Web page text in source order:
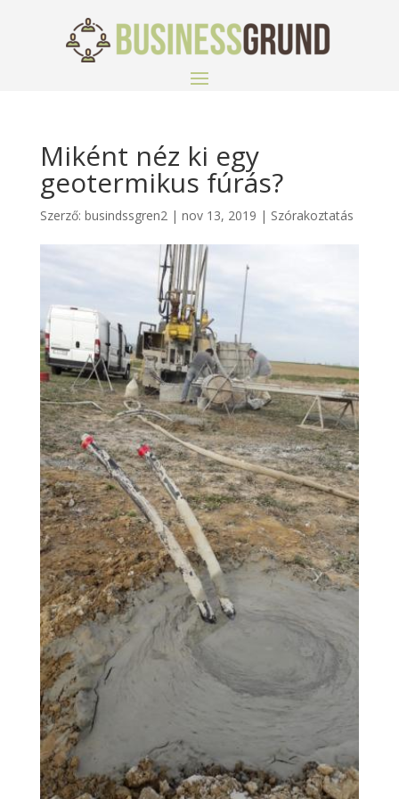
Miként néz ki egy
geotermikus fúrás?
Szerző: busindssgren2| nov 13, 2019 | Szórakoztatás